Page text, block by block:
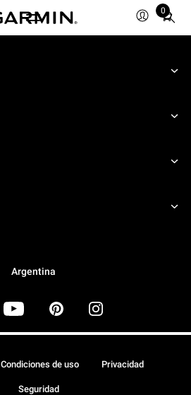
0
Total
items
cart:
Argentina
Condiciones de uso Privacidad
Seguridad